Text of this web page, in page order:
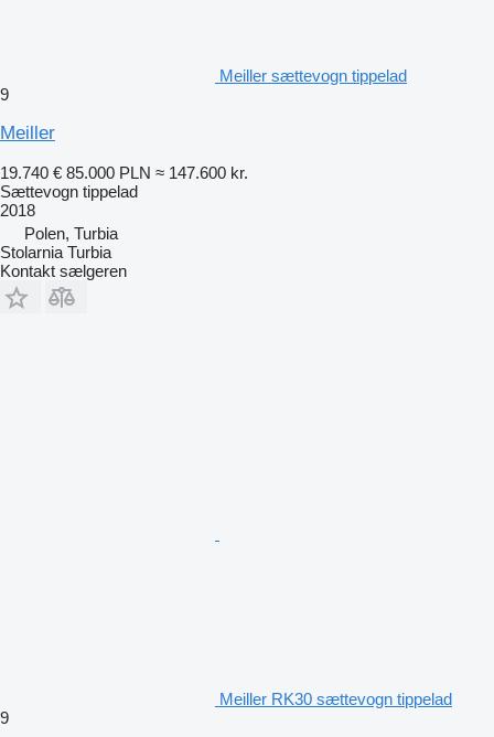
Meiller sættevogn tippelad
9
Meiller
19.740 € 85.000 PLN ≈ 147.600 kr.
Sættevogn tippelad
2018
Polen, Turbia
Stolarnia Turbia
Kontakt sælgeren
Meiller RK30 sættevogn tippelad
9